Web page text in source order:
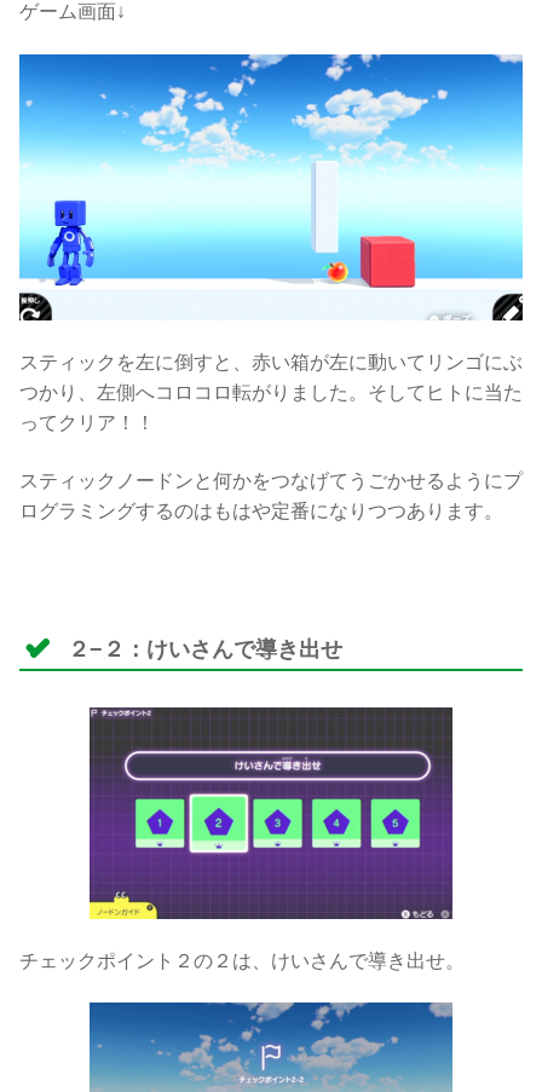
ゲーム画面↓
スティックを左に倒すと、赤い箱が左に動いてリンゴにぶ
つかり、左側へコロコロ転がりました。そしてヒトに当た
ってクリア！！
スティックノードンと何かをつなげてうごかせるようにプ
ログラミングするのはもはや定番になりつつあります。
２−２：けいさんで導き出せ
チェックポイント２の２は、けいさんで導き出せ。